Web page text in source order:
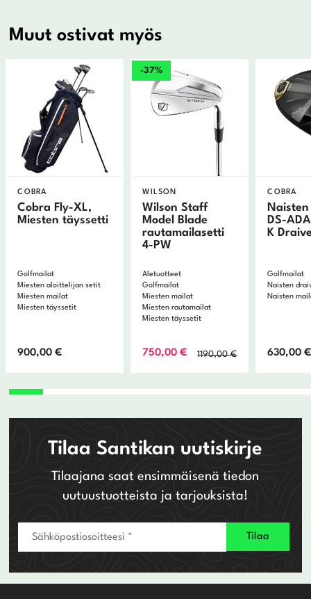
Muut ostivat myös
COBRA
Cobra Fly-XL,
Miesten täyssetti
Golfmailat
Miesten aloittelijan setit
Miesten mailat
Miesten täyssetit
900,00€
-37%
WILSON
Wilson Staff
Model Blade
rautamailasetti
4-PW
Aletuotteet
Golfmailat
Miesten mailat
Miesten rautamailat
Miesten täyssetit
1190,00€Alkuperäinen
750,00€
Nykyinen
COBRA
DS-
K
Golfmailat
Naisten
Naisten
630,00€
Tilaa Santikan uutiskirje
Tilaajana saat ensimmäisenä tiedon
uutuustuotteista ja tarjouksista!